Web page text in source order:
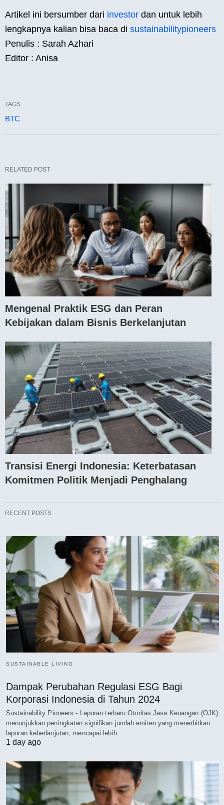
Artikel ini bersumber dari investor dan untuk lebih
lengkapnya kalian bisa baca di sustainabilitypioneers
Penulis : Sarah Azhari
Editor : Anisa
TAGS:
BTC
RELATED POST
Mengenal Praktik ESG dan Peran
Kebijakan dalam Bisnis Berkelanjutan
Transisi Energi Indonesia: Keterbatasan
Komitmen Politik Menjadi Penghalang
RECENT POSTS
SUSTAINABLE LIVING
Dampak Perubahan Regulasi ESG Bagi
Korporasi Indonesia di Tahun 2024
Sustainability Pioneers - Laporan terbaru Otoritas Jasa Keuangan (OJK)
menunjukkan peningkatan signifikan jumlah emiten yang menerbitkan
laporan keberlanjutan, mencapai lebih…
1 day ago